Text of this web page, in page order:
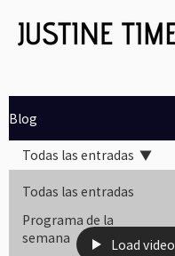
Blog
Todas las entradas
Programa de la
semana
Todas las entradas
Load video